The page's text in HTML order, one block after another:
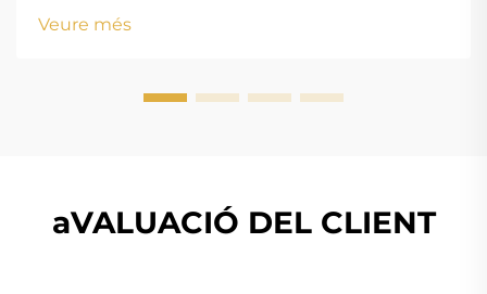
w...
Veure més
aVALUACIÓ DEL CLIENT